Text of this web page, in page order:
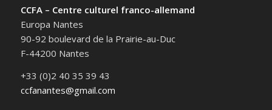
CCFA – Centre culturel franco-allemand
Europa Nantes
90-92 boulevard de la Prairie-au-Duc
F-44200 Nantes
+33 (0)2 40 35 39 43
ccfanantes@gmail.com